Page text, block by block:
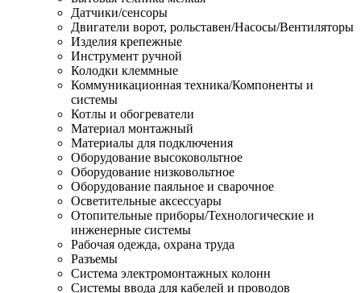
Датчики/сенсоры
Двигатели ворот, рольставен/Насосы/Вентиляторы
Изделия крепежные
Инструмент ручной
Колодки клеммные
Коммуникационная техника/Компоненты и
системы
Котлы и обогреватели
Материал монтажный
Материалы для подключения
Оборудование высоковольтное
Оборудование низковольтное
Оборудование паяльное и сварочное
Осветительные аксессуары
Отопительные приборы/Технологические и
инженерные системы
Рабочая одежда, охрана труда
Разъемы
Система электромонтажных колонн
Системы ввода для кабелей и проводов